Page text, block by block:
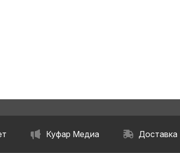
Куфар Медиа Доставка